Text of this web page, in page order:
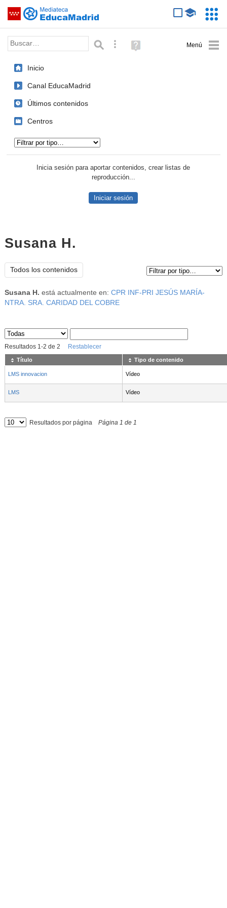
Saltar navegación
Palabra o frase: Búsqueda avanzada
Ayuda
(en
Inicio
Canal EducaMadrid
Últimos contenidos
Centros
Inicia sesión para aportar contenidos, crear listas de
reproducción...
Iniciar sesión
Susana H.
Todos los contenidos
Susana H. está actualmente en: CPR INF-PRI JESÚS MARÍA-
NTRA. SRA. CARIDAD DEL COBRE
Sus archivos
Resultados 1-2 de 2 Restablecer
Título Tipo de contenido
LMS innovacion Vídeo
LMS Vídeo
Resultados por página Página 1 de 1